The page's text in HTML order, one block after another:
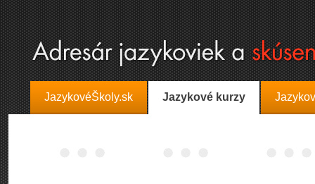
JazykovéŠkoly.sk Jazykové kurzy